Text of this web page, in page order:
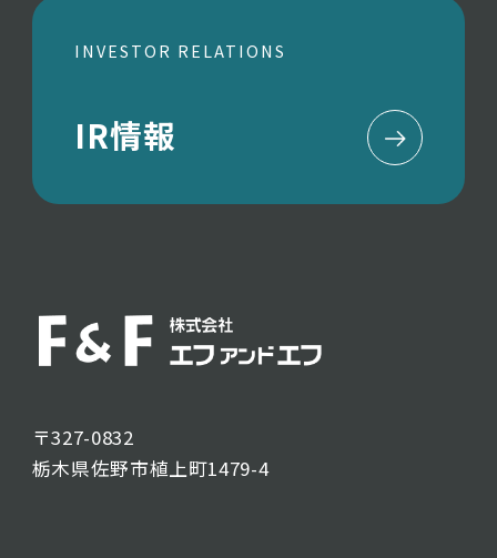
INVESTOR RELATIONS
IR情報
〒327-0832
栃木県佐野市植上町1479-4